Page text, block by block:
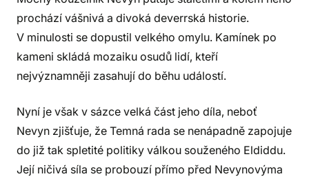
prochází vášnivá a divoká deverrská historie.
V minulosti se dopustil velkého omylu. Kamínek po
kameni skládá mozaiku osudů lidí, kteří
nejvýznamněji zasahují do běhu událostí.
Nyní je však v sázce velká část jeho díla, neboť
Nevyn zjišťuje, že Temná rada se nenápadně zapojuje
do již tak spletité politiky válkou souženého Eldiddu.
Její ničivá síla se probouzí přímo před Nevynovýma